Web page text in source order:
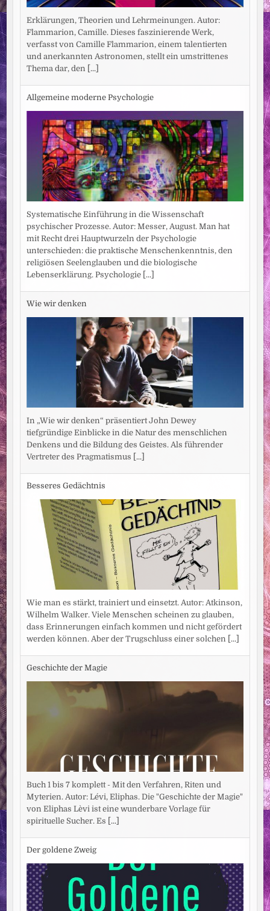
Erklärungen, Theorien und Lehrmeinungen. Autor:
Flammarion, Camille. Dieses faszinierende Werk,
verfasst von Camille Flammarion, einem talentierten
und anerkannten Astronomen, stellt ein umstrittenes
Thema dar, den [...]
Allgemeine moderne Psychologie
Systematische Einführung in die Wissenschaft
psychischer Prozesse. Autor: Messer, August. Man hat
mit Recht drei Hauptwurzeln der Psychologie
unterschieden: die praktische Menschenkenntnis, den
religiösen Seelenglauben und die biologische
Lebenserklärung. Psychologie [...]
Wie wir denken
In „Wie wir denken“ präsentiert John Dewey
tiefgründige Einblicke in die Natur des menschlichen
Denkens und die Bildung des Geistes. Als führender
Vertreter des Pragmatismus [...]
Besseres Gedächtnis
Wie man es stärkt, trainiert und einsetzt. Autor: Atkinson,
Wilhelm Walker. Viele Menschen scheinen zu glauben,
dass Erinnerungen einfach kommen und nicht gefördert
werden können. Aber der Trugschluss einer solchen [...]
Geschichte der Magie
Buch 1 bis 7 komplett - Mit den Verfahren, Riten und
Myterien. Autor: Lévi, Eliphas. Die "Geschichte der Magie"
von Eliphas Lèvi ist eine wunderbare Vorlage für
spirituelle Sucher. Es [...]
Der goldene Zweig